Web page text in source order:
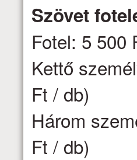
Szövet
Fotel: 5 500
Kettő
Ft / db)
Három
Ft / db)